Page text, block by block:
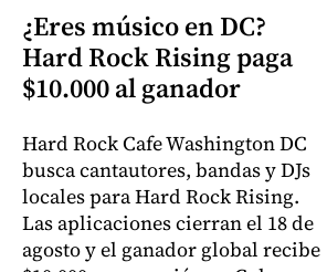
¿Eres músico en DC?
Hard Rock Rising paga
$10.000 al ganador
Hard Rock Cafe Washington DC
busca cantautores, bandas y DJs
locales para Hard Rock Rising.
Las aplicaciones cierran el 18 de
agosto y el ganador global recibe